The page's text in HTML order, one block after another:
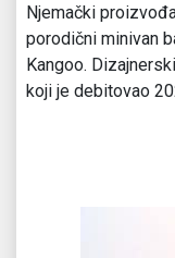
Njemački
porodični minivan
Kangoo.
koji je debitovao